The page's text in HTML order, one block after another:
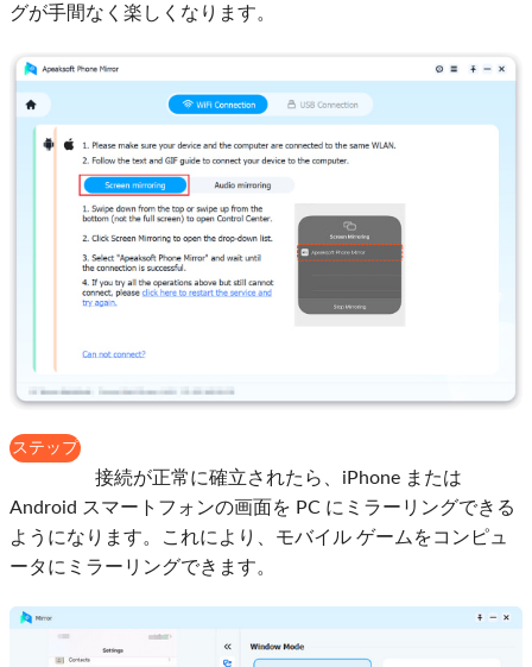
グが手間なく楽しくなります。
ステップ
接続が正常に確立されたら、iPhone または
Android スマートフォンの画面を PC にミラーリングできる
ようになります。これにより、モバイル ゲームをコンピュ
ータにミラーリングできます。